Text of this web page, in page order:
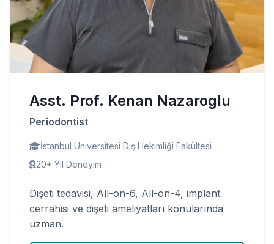
Asst. Prof. Kenan Nazaroglu
Periodontist
İstanbul Üniversitesi Diş Hekimliği Fakültesi
20+ Yıl Deneyim
Dişeti tedavisi, All-on-6, All-on-4, implant
cerrahisi ve dişeti ameliyatları konularında
uzman.